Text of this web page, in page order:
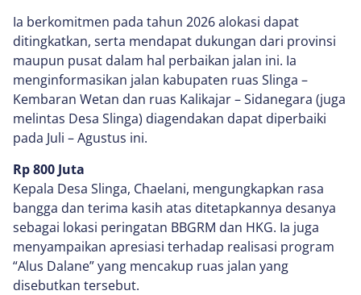
Ia berkomitmen pada tahun 2026 alokasi dapat
ditingkatkan, serta mendapat dukungan dari provinsi
maupun pusat dalam hal perbaikan jalan ini. Ia
menginformasikan jalan kabupaten ruas Slinga –
Kembaran Wetan dan ruas Kalikajar – Sidanegara (juga
melintas Desa Slinga) diagendakan dapat diperbaiki
pada Juli – Agustus ini.
Rp 800 Juta
Kepala Desa Slinga, Chaelani, mengungkapkan rasa
bangga dan terima kasih atas ditetapkannya desanya
sebagai lokasi peringatan BBGRM dan HKG. Ia juga
menyampaikan apresiasi terhadap realisasi program
“Alus Dalane” yang mencakup ruas jalan yang
disebutkan tersebut.